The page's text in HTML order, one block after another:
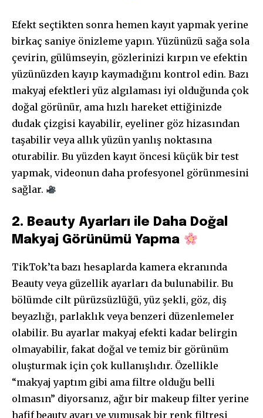
Efekt seçtikten sonra hemen kayıt yapmak yerine
birkaç saniye önizleme yapın. Yüzünüzü sağa sola
çevirin, gülümseyin, gözlerinizi kırpın ve efektin
yüzünüzden kayıp kaymadığını kontrol edin. Bazı
makyaj efektleri yüz algılaması iyi olduğunda çok
doğal görünür, ama hızlı hareket ettiğinizde
dudak çizgisi kayabilir, eyeliner göz hizasından
taşabilir veya allık yüzün yanlış noktasına
oturabilir. Bu yüzden kayıt öncesi küçük bir test
yapmak, videonun daha profesyonel görünmesini
sağlar.
2. Beauty Ayarları ile Daha Doğal
Makyaj Görünümü Yapma
TikTok’ta bazı hesaplarda kamera ekranında
Beauty veya güzellik ayarları da bulunabilir. Bu
bölümde cilt pürüzsüzlüğü, yüz şekli, göz, diş
beyazlığı, parlaklık veya benzeri düzenlemeler
olabilir. Bu ayarlar makyaj efekti kadar belirgin
olmayabilir, fakat doğal ve temiz bir görünüm
oluşturmak için çok kullanışlıdır. Özellikle
“makyaj yaptım gibi ama filtre olduğu belli
olmasın” diyorsanız, ağır bir makeup filter yerine
hafif beauty ayarı ve yumuşak bir renk filtresi